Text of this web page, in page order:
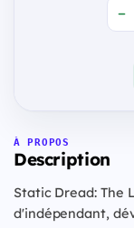
À PROPOS
Description
Static Dread: The
d'indépendant,